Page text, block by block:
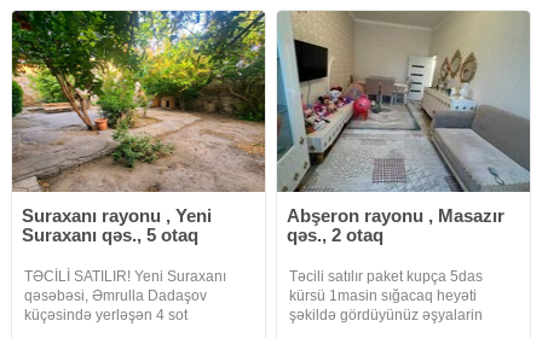
OLMAYIB ev
Suraxanı rayonu , Yeni
Suraxanı qəs., 5 otaq
TƏCİLİ SATILIR! Yeni Suraxanı
qəsəbəsi, Əmrulla Dadaşov
küçəsində yerləşən 4 sot
Abşeron rayonu , Masazır
qəs., 2 otaq
Təcili satılır paket kupça 5das
kürsü 1masin sığacaq heyəti
şəkildə gördüyünüz əşyalarin